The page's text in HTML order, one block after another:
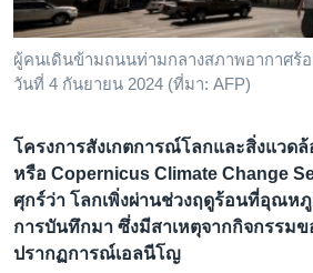
ติดตามเรา
เลือกภาษา
ผู้คนเดินข้ามถนนท่ามกลางสภาพอากาศร้
วันที่ 4 กันยายน 2024 (ที่มา: AFP)
โครงการสังเกตการณ์โลกและสิ่งแวด
หรือ Copernicus Climate Change
ศุกร์ว่า โลกเพิ่งผ่านช่วงฤดูร้อนที่อุณห
การบันทึกมา ซึ่งมีสาเหตุจากกิจกรรม
ปรากฏการณ์เอลนีโญ